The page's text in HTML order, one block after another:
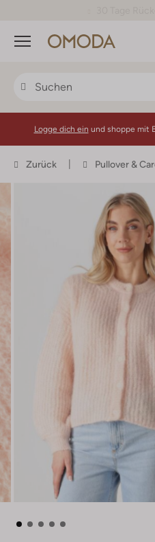
Menü
Logge dich ein und shoppe mit
Zurück Pullover &